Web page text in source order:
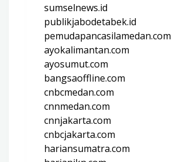
sumselnews.id
publikjabodetabek.id
pemudapancasilamedan.com
ayokalimantan.com
ayosumut.com
bangsaoffline.com
cnbcmedan.com
cnnmedan.com
cnnjakarta.com
cnbcjakarta.com
hariansumatra.com